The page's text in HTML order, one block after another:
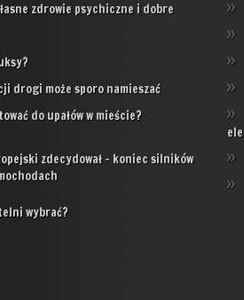
zdrowie psychiczne i dobre
drogi może sporo namieszać
do upałów w mieście?
zdecydował – koniec silników
wybrać?